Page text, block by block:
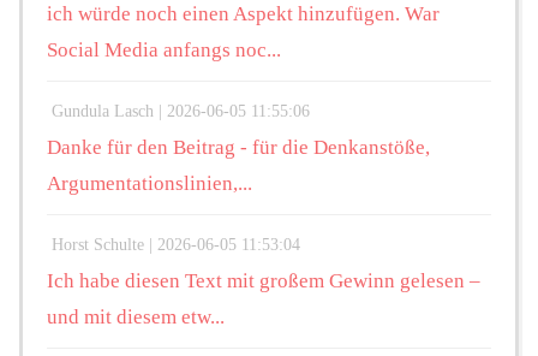
ich würde noch einen Aspekt hinzufügen. War
Social Media anfangs noc...
Gundula Lasch | 2026-06-05 11:55:06
Danke für den Beitrag - für die Denkanstöße,
Argumentationslinien,...
Horst Schulte | 2026-06-05 11:53:04
Ich habe diesen Text mit großem Gewinn gelesen –
und mit diesem etw...